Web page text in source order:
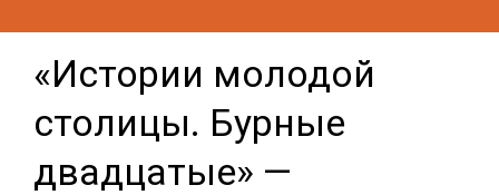
«Истории молодой
столицы. Бурные
двадцатые» —